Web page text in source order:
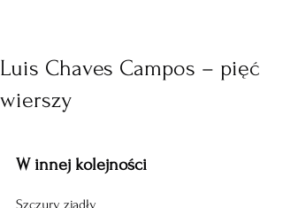
Luis Chaves Campos – pięć
wierszy
W innej kolejności
Szczury zjadły